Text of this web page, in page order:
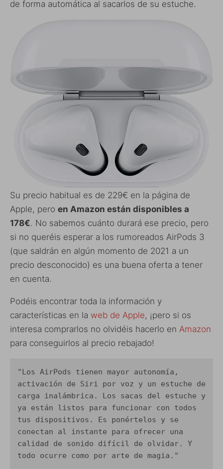
de forma automática al sacarlos de su estuche.
Su precio habitual es de 229€ en la página de
Apple, pero en Amazon están disponibles a
178€. No sabemos cuánto durará ese precio, pero
si no queréis esperar a los rumoreados AirPods 3
(que saldrán en algún momento de 2021 a un
precio desconocido) es una buena oferta a tener
en cuenta.
Podéis encontrar toda la información y
características en la web de Apple, ¡pero si os
interesa comprarlos no olvidéis hacerlo en Amazon
para conseguirlos al precio rebajado!
"Los AirPods tienen mayor autonomía,
activación de Siri por voz y un estuche de
carga inalámbrica. Los sacas del estuche y
ya están listos para funcionar con todos
tus dispositivos. Es ponértelos y se
conectan al instante para ofrecer una
calidad de sonido difícil de olvidar. Y
todo ocurre como por arte de magia."